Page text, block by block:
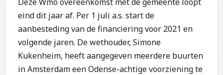
eind dit jaar af. Per 1 juli a.s. start de
aanbesteding van de financiering voor 2021 en
volgende jaren. De wethouder, Simone
Kukenheim, heeft aangegeven meerdere buurten
in Amsterdam een Odense-achtige voorziening te